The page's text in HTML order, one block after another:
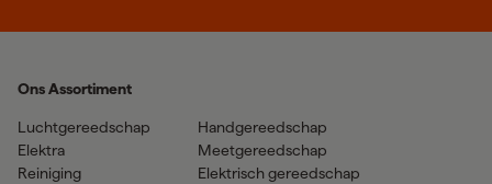
Ons Assortiment
Luchtgereedschap
Elektra
Reiniging
Handgereedschap
Meetgereedschap
Elektrisch gereedschap